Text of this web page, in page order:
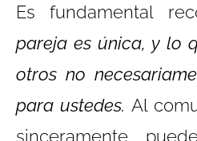
Es fundamental
pareja es única, y lo
otros no
para ustedes. Al
sinceramente,